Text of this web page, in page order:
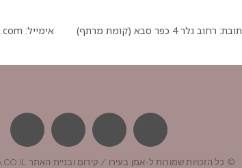
רחוב גלר 4 כפר סבא (קומת מרתף) אימייל: amanbeiro1@gmail.com
© כל הזכויות שמורות ל-אמן בעירו / קידום ובניית האתר RAVENMEDIA.CO.IL